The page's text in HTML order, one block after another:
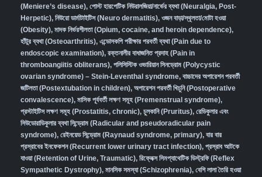
(Meniere’s disease), পোস্ট হারপেটিক নিউরালজিয়া/নার্ভের ব্যথা (Neuralgia, Post-
Herpetic), নিউরো ডার্মাটাইটিস (Neuro dermatitis), ওজন বাড়া/স্থূলতা/মোটা হওয়া
(Obesity), মাদক নির্ভরশীলতা (Opium, cocaine, and heroin dependence),
হাঁটুর ব্যথা (Osteoarthritis), এন্ডোসকপি পরীক্ষার পরবর্তী ব্যথা (Pain due to
endoscopic examination), রক্তনালীর বাধাজনিত প্রদাহ (Pain in
thromboangiitis obliterans), পলিসিস্টিক ওভারিয়ান সিনড্রোম (Polycystic
ovarian syndrome) – Stein-Leventhal syndrome, বাচ্চাদের অপারেশন পরবর্তী
জটিলতা (Postextubation in children), অপারেশন পরবর্তী খিচুনি (Postoperative
convalescence), মাসিক পূর্ববর্তী লক্ষণ সমূহ (Premenstrual syndrome),
প্রস্টাইটিস লক্ষণ সমূহ (Prostatitis, chronic), চুলকানি (Pruritus), রেডিকুলার এবং
সিউডোরাডিকুলার ব্যথা সিন্ড্রোম (Radicular and pseudoradicular pain
syndrome), রেইনয়েড সিন্ড্রোম (Raynaud syndrome, primary), বার বার
প্রস্রাবের ইনফেকশন (Recurrent lower urinary tract infection), প্রস্রাব আটকে
যাওয়া (Retention of Urine, Traumatic), রিফ্লেক্স সিমপ্যাথেটিক ডিস্ট্রফি (Reflex
Sympathetic Dystrophy), মানসিক সমস্যা (Schizophrenia), বেশি লালা তৈরি হওয়া